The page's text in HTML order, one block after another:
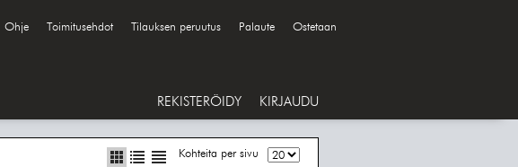
Ohje Toimitusehdot Tilauksen peruutus Palaute Ostetaan
REKISTERÖIDY KIRJAUDU
Kohteita per sivu